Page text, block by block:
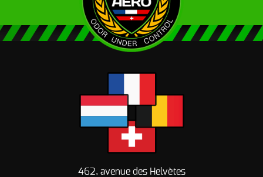
462, avenue des Helvètes